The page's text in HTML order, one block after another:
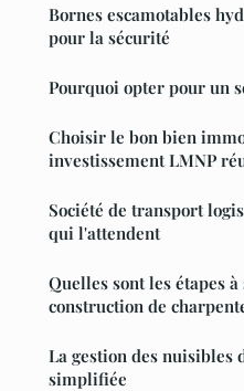
Bornes escamotables
pour la sécurité
Pourquoi opter pour un
Choisir le bon bien
investissement LMNP
Société de transport
qui l'attendent
Quelles sont les étapes
construction de
La gestion des nuisibles
simplifiée